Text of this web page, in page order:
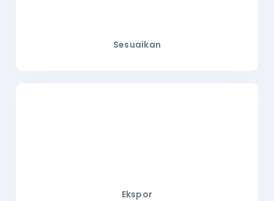
Sesuaikan
Ekspor